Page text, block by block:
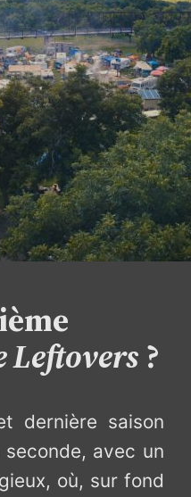
Leftovers ?
dernière saison
avec un
où, sur fond